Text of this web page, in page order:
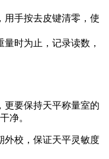
手按去皮键清零，使
量时为止，记录读数，
更要保持天平称量室的
净。
外校，保证天平灵敏度